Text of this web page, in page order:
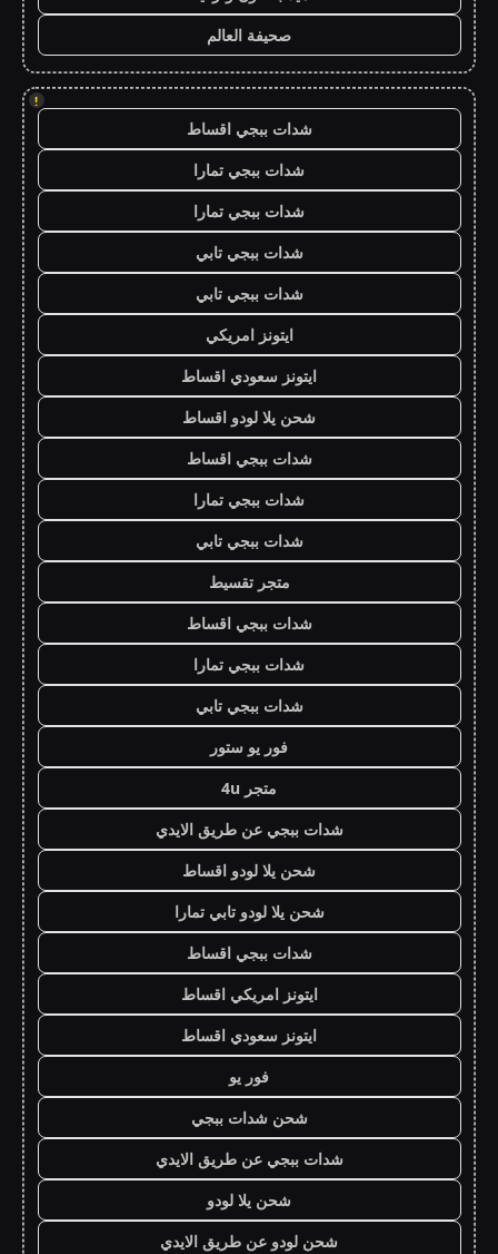
صحيفة العالم
!
شدات ببجي اقساط
شدات ببجي تمارا
شدات ببجي تمارا
شدات ببجي تابي
شدات ببجي تابي
ايتونز امريكي
ايتونز سعودي اقساط
شحن يلا لودو اقساط
شدات ببجي اقساط
شدات ببجي تمارا
شدات ببجي تابي
متجر تقسيط
شدات ببجي اقساط
شدات ببجي تمارا
شدات ببجي تابي
فور يو ستور
متجر 4u
شدات ببجي عن طريق الايدي
شحن يلا لودو اقساط
شحن يلا لودو تابي تمارا
شدات ببجي اقساط
ايتونز امريكي اقساط
ايتونز سعودي اقساط
فور يو
شحن شدات ببجي
شدات ببجي عن طريق الايدي
شحن يلا لودو
شحن لودو عن طريق الايدي